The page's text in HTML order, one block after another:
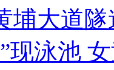
埔大道
现泳池